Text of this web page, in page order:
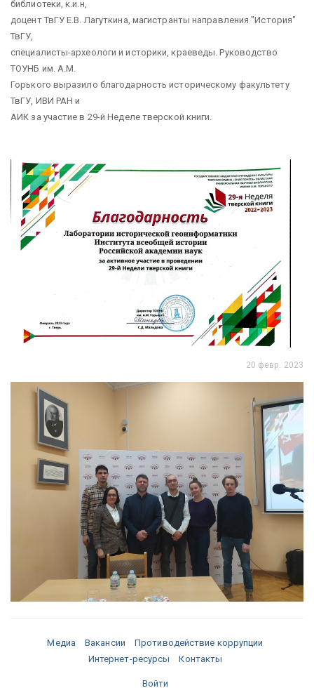
библиотеки, к.и.н,
доцент ТвГУ Е.В. Лагуткина, магистранты направления "История"
ТвГУ,
специалисты-археологи и историки, краеведы. Руководство
ТОУНБ им. А.М.
Горького выразило благодарность историческому факультету
ТвГУ, ИВИ РАН и
АИК за участие в 29-й Неделе тверской книги.
20 февр. 2023
Медиа Вакансии
Противодействие коррупции
Интернет-ресурсы
Контакты
Войти